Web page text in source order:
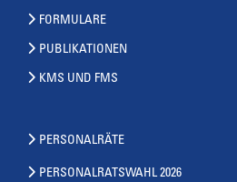
FORMULARE
PUBLIKATIONEN
KMS UND FMS
PERSONALRÄTE
PERSONALRATSWAHL 2026